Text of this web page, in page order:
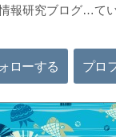
報研究ブログ…て
ローする プロ